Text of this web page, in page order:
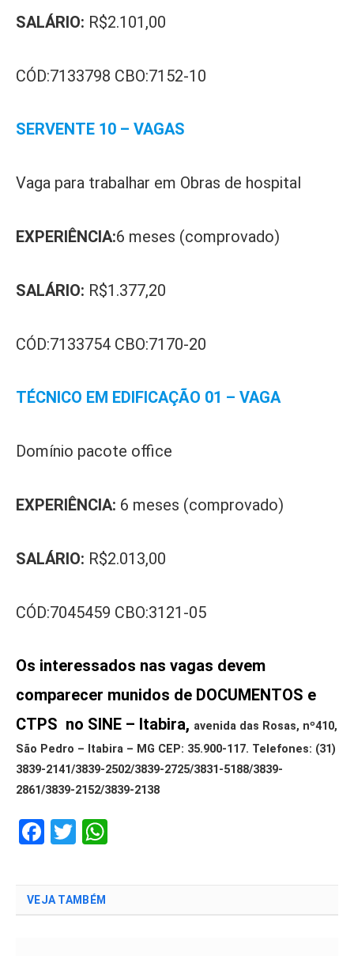
SALÁRIO: R$2.101,00
CÓD:7133798 CBO:7152-10
SERVENTE 10 – VAGAS
Vaga para trabalhar em Obras de hospital
EXPERIÊNCIA:6 meses (comprovado)
SALÁRIO: R$1.377,20
CÓD:7133754 CBO:7170-20
TÉCNICO EM EDIFICAÇÃO 01 – VAGA
Domínio pacote office
EXPERIÊNCIA: 6 meses (comprovado)
SALÁRIO: R$2.013,00
CÓD:7045459 CBO:3121-05
Os interessados nas vagas devem
comparecer munidos de DOCUMENTOS e
CTPS no SINE – Itabira, avenida das Rosas, nº410,
São Pedro – Itabira – MG CEP: 35.900-117. Telefones: (31)
3839-2141/3839-2502/3839-2725/3831-5188/3839-
2861/3839-2152/3839-2138
Facebook
Twitter
VEJA TAMBÉM